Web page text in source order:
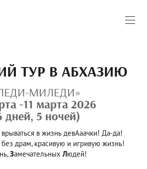
ТУР В АБХАЗИЮ
МИЛЕДИ»
-11 марта 2026
дней, 5 ночей)
в жизнь девАаачки! Да-да!
драм, красивую и игривую жизнь!
ЗамечательныхЛюдей!